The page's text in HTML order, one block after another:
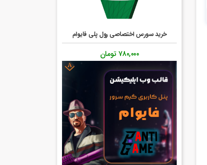
خرید سورس اختصاصی رول پلی فایوام
۷۸۰,۰۰۰ تومان